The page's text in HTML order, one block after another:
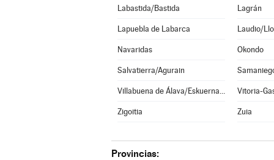
Labastida/Bastida Lagrán
Lapuebla de Labarca Laudio/
Navaridas Okondo
Salvatierra/Agurain
Villabuena de Álava/Eskuernaga Vitoria-
Zigoitia Zuia
Provincias: